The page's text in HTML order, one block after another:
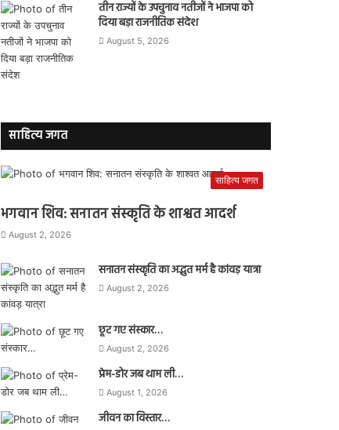
तीन राज्यों के उपचुनाव नतीजों ने भाजपा को
दिया बड़ा राजनीतिक संदेश
August 5, 2026
साहित्य जगत
साहित्य जगत
भगवान शिव: सनातन संस्कृति के शाश्वत आदर्श
August 2, 2026
सनातन संस्कृति का अद्भुत मर्म है कांवड़ यात्रा
August 2, 2026
छूट गए संस्कार…
August 2, 2026
प्रेम-डोर जब थाम ली…
August 1, 2026
जीवन का विस्तार…